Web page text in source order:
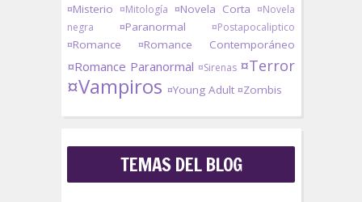
¤Misterio ¤Mitología ¤Novela Corta ¤Novela
negra
¤Paranormal ¤Postapocaliptico
¤Romance ¤Romance Contemporáneo
¤Romance Paranormal ¤Sirenas ¤Terror
¤Vampiros ¤Young Adult ¤Zombis
TEMAS DEL BLOG